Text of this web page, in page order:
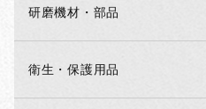
研磨機材・部品
衛生・保護用品